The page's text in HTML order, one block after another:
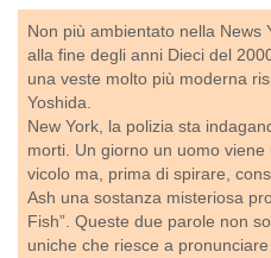
Non più ambientato nella News
alla fine degli anni Dieci del
una veste molto più moderna
Yoshida.
New York, la polizia sta
morti. Un giorno un uomo
vicolo ma, prima di spirare,
Ash una sostanza misteriosa
Fish”. Queste due parole non
uniche che riesce a